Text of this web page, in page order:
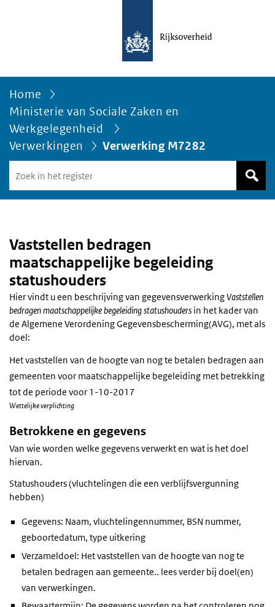
Home
Ministerie van Sociale Zaken en
Werkgelegenheid
Verwerkingen
Verwerking M7282
in
het
Vaststellen bedragen
maatschappelijke begeleiding
statushouders
Hier vindt u een beschrijving van gegevensverwerkingVaststellen
bedragen maatschappelijke begeleiding statushouders in het kader van
de Algemene Verordening Gegevensbescherming(AVG), met als
doel:
Het vaststellen van de hoogte van nog te betalen bedragen aan
gemeenten voor maatschappelijke begeleiding met betrekking
tot de periode voor 1-10-2017
Wettelijke verplichting
Betrokkene en gegevens
Van wie worden welke gegevens verwerkt en wat is het doel
hiervan.
Statushouders (vluchtelingen die een verblijfsvergunning
hebben)
Gegevens: Naam, vluchtelingennummer, BSN nummer,
geboortedatum, type uitkering
Verzameldoel: Het vaststellen van de hoogte van nog te
betalen bedragen aan gemeente.. lees verder bij doel(en)
van verwerkingen.